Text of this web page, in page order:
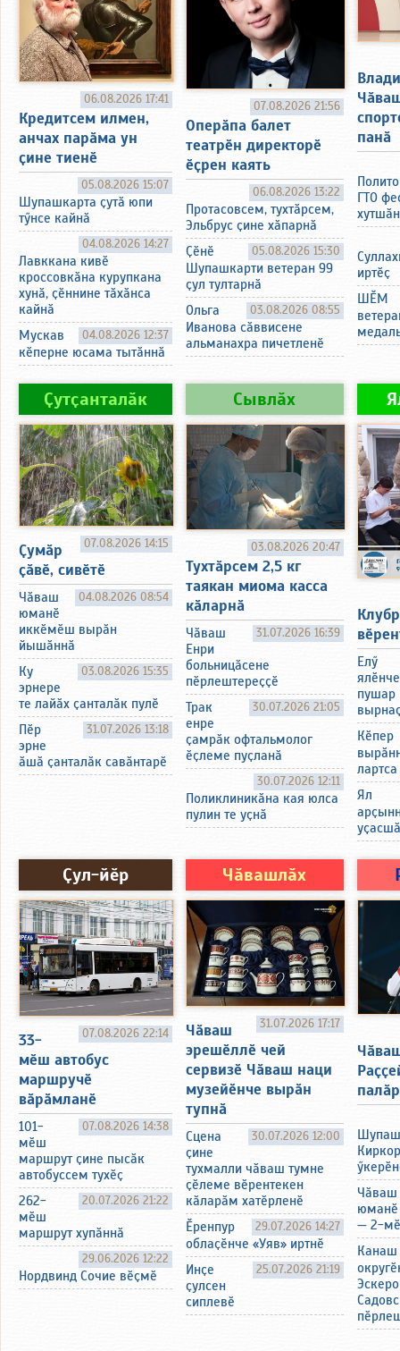
06.08.2026 17:41
Кредитсем илмен,
анчах парӑма ун
ҫине тиенӗ
05.08.2026 15:07
Шупашкарта ҫутӑ юпи
тӳнсе кайнӑ
04.08.2026 14:27
Лавккана кивӗ
кроссовкӑна курупкана
хунӑ, ҫӗннине тӑхӑнса
кайнӑ
04.08.2026 12:37
Мускав
кӗперне юсама тытӑннӑ
07.08.2026 21:56
Оперӑпа балет
театрӗн директорӗ
ӗҫрен каять
06.08.2026 13:22
Протасовсем, тухтӑрсем,
Эльбрус ҫине хӑпарнӑ
05.08.2026 15:30
Ҫӗнӗ
Шупашкарти ветеран 99
ҫул тултарнӑ
03.08.2026 08:55
Ольга
Иванова сӑввисене
альманахра пичетленӗ
панӑ
ГТО
иртӗҫ
ШӖМ
Ҫутҫанталӑк
07.08.2026 14:15
Ҫумӑр
ҫӑвӗ, сивӗтӗ
04.08.2026 08:54
Чӑваш
юманӗ
иккӗмӗш вырӑн
йышӑннӑ
03.08.2026 15:35
Ку
эрнере
те лайӑх ҫанталӑк пулӗ
31.07.2026 13:18
Пӗр
эрне
ӑшӑ ҫанталӑк савӑнтарӗ
Сывлӑх
03.08.2026 20:47
Тухтӑрсем 2,5 кг
таякан миома касса
кӑларнӑ
31.07.2026 16:39
Чӑваш
Енри
больницӑсене
пӗрлештереҫҫӗ
30.07.2026 21:05
Трак
енре
ҫамрӑк офтальмолог
ӗҫлеме пуҫланӑ
30.07.2026 12:11
Поликлиникӑна кая юлса
пулин те уҫнӑ
Елӳ
ялӗнче
пушар
Кӗпер
Ял
Ҫул-йӗр
07.08.2026 22:14
33-
мӗш автобус
маршручӗ
вӑрӑмланӗ
07.08.2026 14:38
101-
мӗш
маршрут ҫине пысӑк
автобуссем тухӗҫ
20.07.2026 21:22
262-
мӗш
маршрут хупӑннӑ
29.06.2026 12:22
Нордвинд Сочие вӗҫмӗ
Чӑвашлӑх
31.07.2026 17:17
Чӑваш
эрешӗллӗ чей
сервизӗ Чӑваш наци
музейӗнче вырӑн
тупнӑ
30.07.2026 12:00
Сцена
ҫине
тухмалли чӑваш тумне
ҫӗлеме вӗрентекен
кӑларӑм хатӗрленӗ
29.07.2026 14:27
Ӗренпур
облаҫӗнче «Уяв» иртнӗ
25.07.2026 21:19
Инҫе
ҫулсен
сиплевӗ
Чӑваш
юманӗ
— 2-
Канаш